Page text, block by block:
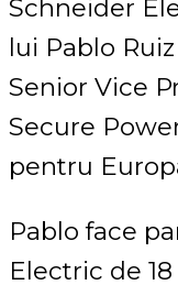
Schneider
lui Pablo
Senior Vice
Secure
pentru
Pablo face
Electric de